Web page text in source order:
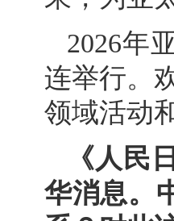
2026年
连举行。
领域活动
《人民
华消息。